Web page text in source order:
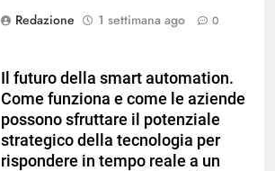
Redazione
1 settimana ago 0
Il futuro della smart automation.
Come funziona e come le aziende
possono sfruttare il potenziale
strategico della tecnologia per
rispondere in tempo reale a un